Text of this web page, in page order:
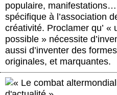
populaire,
spécifique à l’association
créativité. Proclamer qu’ «
possible » nécessite
aussi d’inventer des
originales, et marquantes.